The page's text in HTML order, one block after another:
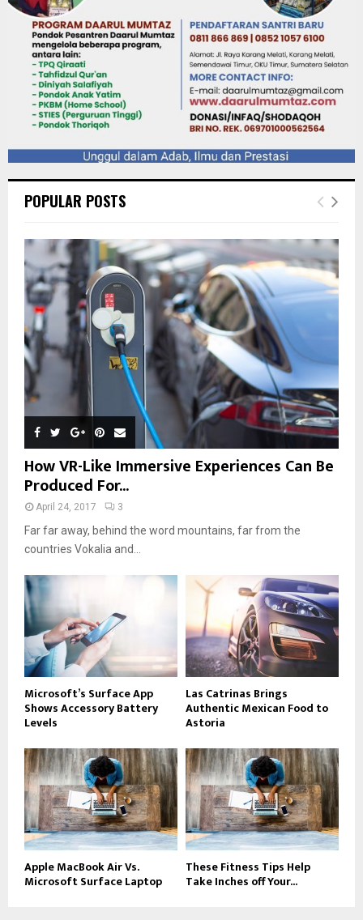
POPULAR POSTS
How VR-Like Immersive Experiences Can Be
Produced For...
April 24, 2017 3
Far far away, behind the word mountains, far from the
countries Vokalia and...
Microsoft’s Surface App
Shows Accessory Battery
Levels
Las Catrinas Brings
Authentic Mexican Food to
Astoria
Apple MacBook Air Vs.
Microsoft Surface Laptop
These Fitness Tips Help
Take Inches off Your...